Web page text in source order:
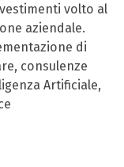
volto al
aziendale.
di
consulenze
Artificiale,